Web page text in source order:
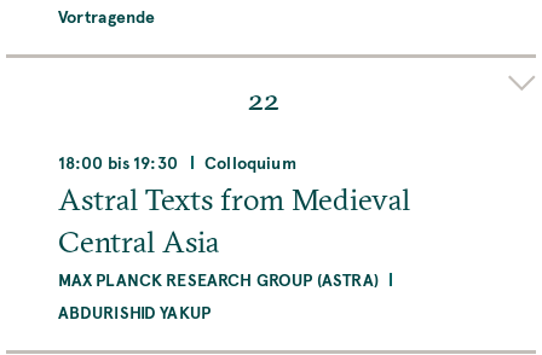
Vortragende
MPIWG, Harnackstraße 5, Villa, 14195 Berlin,
Deutschland
Raum
Room V005/Seminar Room
MEHR
22
18:00 bis 19:30 Colloquium
Astral Texts from Medieval
Central Asia
MAX PLANCK RESEARCH GROUP (ASTRA)
ABDURISHID YAKUP